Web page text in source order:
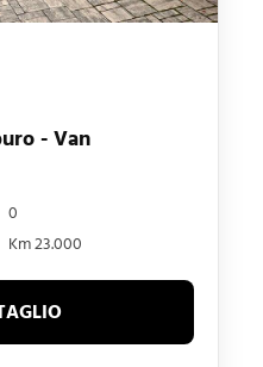
- Van
0
Km 23.000